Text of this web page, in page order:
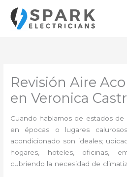
contenido
Revisión Aire
en Veronica
Cuando hablamos de estados
en épocas o lugares
acondicionado son ideales;
hogares, hoteles, oficinas,
cubriendo la necesidad de